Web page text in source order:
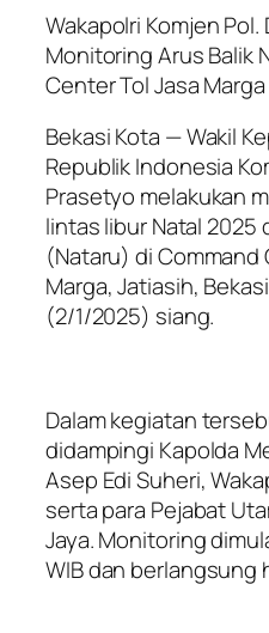
Wakapolri Komjen Pol.
Monitoring Arus Balik
Center Tol Jasa
Bekasi Kota — Wakil
Republik Indonesia
Prasetyo melakukan
lintas libur Natal 2025
(Nataru) di Command
Marga, Jatiasih,
(2/1/2025) siang.
Dalam kegiatan
didampingi Kapolda
Asep Edi Suheri,
serta para Pejabat
Jaya. Monitoring
WIB dan berlangsung